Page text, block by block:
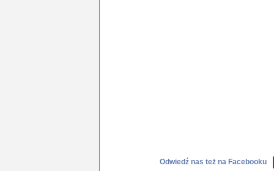
Odwiedź nas też na Facebooku